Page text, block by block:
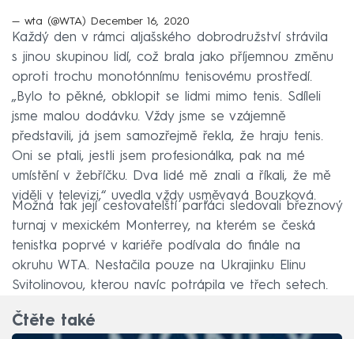
— wta (@WTA) December 16, 2020
Každý den v rámci aljašského dobrodružství strávila
s jinou skupinou lidí, což brala jako příjemnou změnu
oproti trochu monotónnímu tenisovému prostředí.
„Bylo to pěkné, obklopit se lidmi mimo tenis. Sdíleli
jsme malou dodávku. Vždy jsme se vzájemně
představili, já jsem samozřejmě řekla, že hraju tenis.
Oni se ptali, jestli jsem profesionálka, pak na mé
umístění v žebříčku. Dva lidé mě znali a říkali, že mě
viděli v televizi,“ uvedla vždy usměvavá Bouzková.
Možná tak její cestovatelští parťáci sledovali březnový
turnaj v mexickém Monterrey, na kterém se česká
tenistka poprvé v kariéře podívala do finále na
okruhu WTA. Nestačila pouze na Ukrajinku Elinu
Svitolinovou, kterou navíc potrápila ve třech setech.
Čtěte také